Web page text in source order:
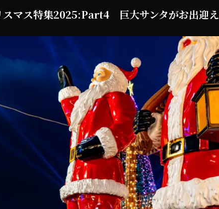
スマス特集2025:Part4 巨大サンタがお出迎え